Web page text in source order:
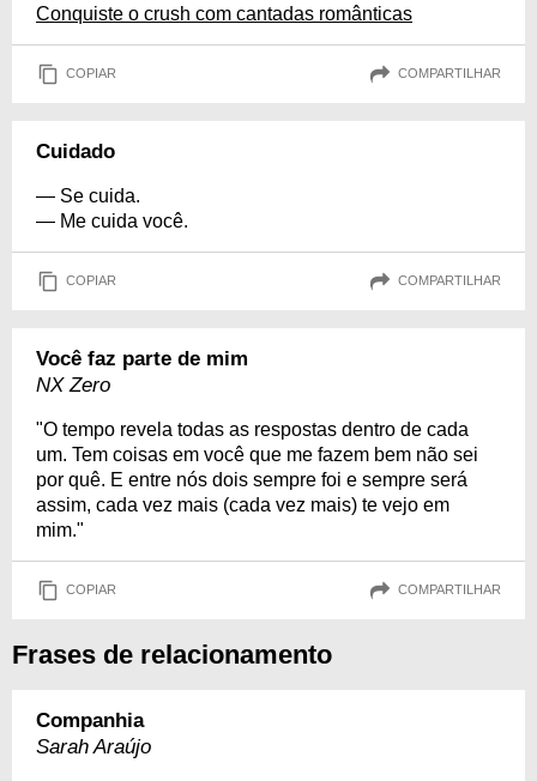
Conquiste o crush com cantadas românticas
COPIAR COMPARTILHAR
Cuidado
— Se cuida.
— Me cuida você.
COPIAR COMPARTILHAR
Você faz parte de mim
NX Zero
"O tempo revela todas as respostas dentro de cada
um. Tem coisas em você que me fazem bem não sei
por quê. E entre nós dois sempre foi e sempre será
assim, cada vez mais (cada vez mais) te vejo em
mim."
COPIAR COMPARTILHAR
Frases de relacionamento
Companhia
Sarah Araújo